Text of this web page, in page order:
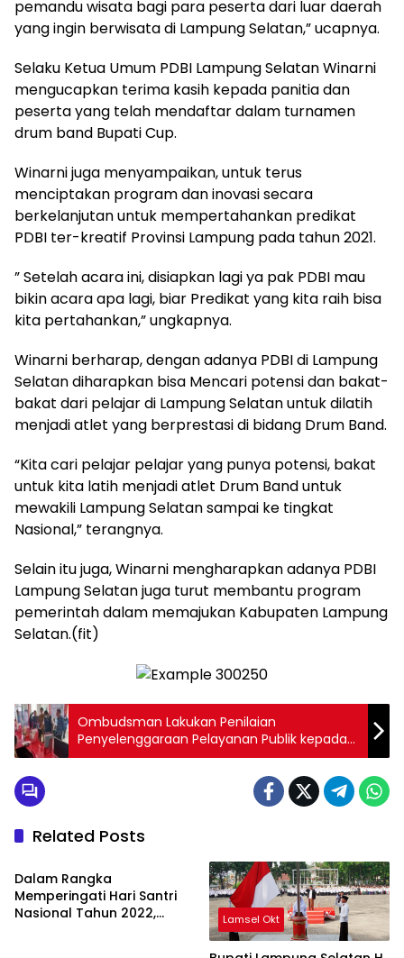
pemandu wisata bagi para peserta dari luar daerah
yang ingin berwisata di Lampung Selatan,” ucapnya.
Selaku Ketua Umum PDBI Lampung Selatan Winarni
mengucapkan terima kasih kepada panitia dan
peserta yang telah mendaftar dalam turnamen
drum band Bupati Cup.
Winarni juga menyampaikan, untuk terus
menciptakan program dan inovasi secara
berkelanjutan untuk mempertahankan predikat
PDBI ter-kreatif Provinsi Lampung pada tahun 2021.
” Setelah acara ini, disiapkan lagi ya pak PDBI mau
bikin acara apa lagi, biar Predikat yang kita raih bisa
kita pertahankan,” ungkapnya.
Winarni berharap, dengan adanya PDBI di Lampung
Selatan diharapkan bisa Mencari potensi dan bakat-
bakat dari pelajar di Lampung Selatan untuk dilatih
menjadi atlet yang berprestasi di bidang Drum Band.
“Kita cari pelajar pelajar yang punya potensi, bakat
untuk kita latih menjadi atlet Drum Band untuk
mewakili Lampung Selatan sampai ke tingkat
Nasional,” terangnya.
Selain itu juga, Winarni mengharapkan adanya PDBI
Lampung Selatan juga turut membantu program
pemerintah dalam memajukan Kabupaten Lampung
Selatan.(fit)
Ombudsman Lakukan Penilaian
Penyelenggaraan Pelayanan Publik kepada
DPMPTSP Lamsel
Related Posts
Lamsel Okt
Dalam Rangka
Memperingati Hari Santri
Nasional Tahun 2022,
Lamsel Okt